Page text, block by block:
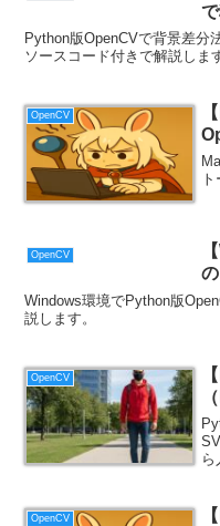
Python版OpenCVで背景差分
ソースコード付きで解説しま
OpenCV
OpenCV
Windows環境でPython版
説します。
OpenCV
OpenCV